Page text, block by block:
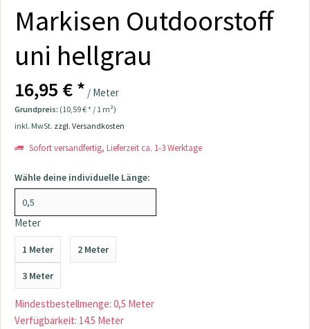
Markisen Outdoorstoff
uni hellgrau
16,95 € * / Meter
Grundpreis: (10,59 € * / 1 m²)
inkl. MwSt. zzgl. Versandkosten
Sofort versandfertig, Lieferzeit ca. 1-3 Werktage
Wähle deine individuelle Länge:
Meter
1 Meter 2 Meter
3 Meter
Mindestbestellmenge: 0,5 Meter
Verfügbarkeit: 14.5 Meter